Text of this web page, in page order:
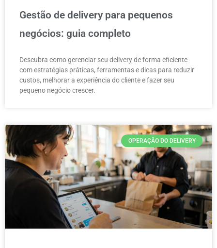
Gestão de delivery para pequenos
negócios: guia completo
Descubra como gerenciar seu delivery de forma eficiente
com estratégias práticas, ferramentas e dicas para reduzir
custos, melhorar a experiência do cliente e fazer seu
pequeno negócio crescer.
OPERAÇÃO DO DELIVERY